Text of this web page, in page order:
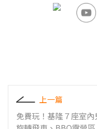
上一篇
免費玩！基隆７座室